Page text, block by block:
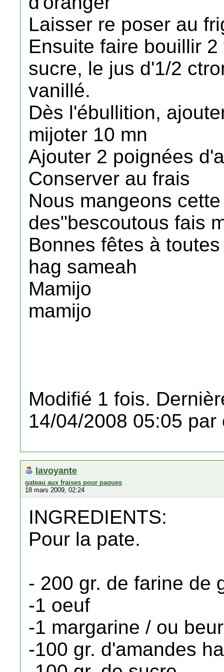
Laisser re poser au
Ensuite faire bouillir
sucre, le jus d'1/2
vanillé.
Dès l'ébullition,
mijoter 10 mn
Ajouter 2 poignées
Conserver au frais
Nous mangeons
des"bescoutous fais
Bonnes fêtes à toutes
hag sameah
Mamijo
mamijo
Modifié 1 fois.
14/04/2008 05:05 par
lavoyante
gateau aux fraises pour paques
18 mars 2009, 02:24
INGREDIENTS:
Pour la pate.
- 200 gr. de farine de
-1 oeuf
-1 margarine / ou
-100 gr. d'amandes